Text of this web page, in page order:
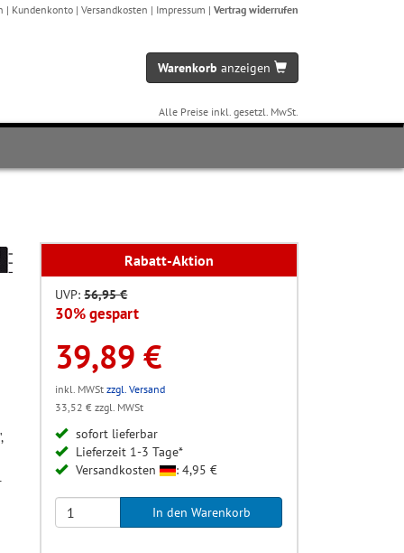
| Kundenkonto | Versandkosten | Impressum | Vertrag widerrufen
Warenkorb anzeigen
Alle Preise inkl. gesetzl. MwSt.
Rabatt-Aktion
UVP:56,95 €
30% gespart
39,89 €
inkl. MWStzzgl. Versand
33,52 € zzgl. MWSt
sofort lieferbar
Lieferzeit 1-3 Tage*
Versandkosten
: 4,95 €